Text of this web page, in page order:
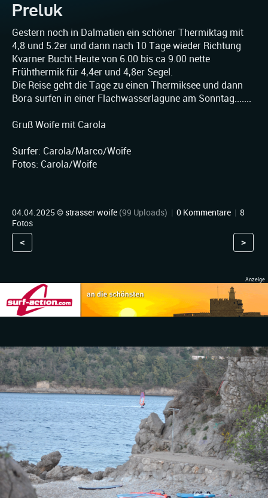
Preluk
Gestern noch in Dalmatien ein schöner Thermiktag mit
4,8 und 5.2er und dann nach 10 Tage wieder Richtung
Kvarner Bucht.Heute von 6.00 bis ca 9.00 nette
Frühthermik für 4,4er und 4,8er Segel.
Die Reise geht die Tage zu einen Thermiksee und dann
Bora surfen in einer Flachwasserlagune am Sonntag.......
Gruß Woife mit Carola
Surfer: Carola/Marco/Woife
Fotos: Carola/Woife
04.04.2025 © strasser woife (99 Uploads) | 0 Kommentare | 8
Fotos
< >